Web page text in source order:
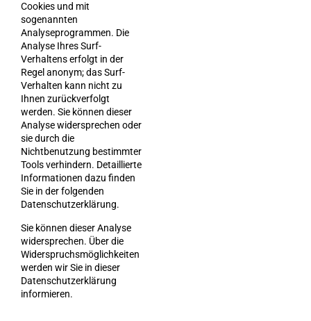
Cookies und mit
sogenannten
Analyseprogrammen. Die
Analyse Ihres Surf-
Verhaltens erfolgt in der
Regel anonym; das Surf-
Verhalten kann nicht zu
Ihnen zurückverfolgt
werden. Sie können dieser
Analyse widersprechen oder
sie durch die
Nichtbenutzung bestimmter
Tools verhindern. Detaillierte
Informationen dazu finden
Sie in der folgenden
Datenschutzerklärung.
Sie können dieser Analyse
widersprechen. Über die
Widerspruchsmöglichkeiten
werden wir Sie in dieser
Datenschutzerklärung
informieren.